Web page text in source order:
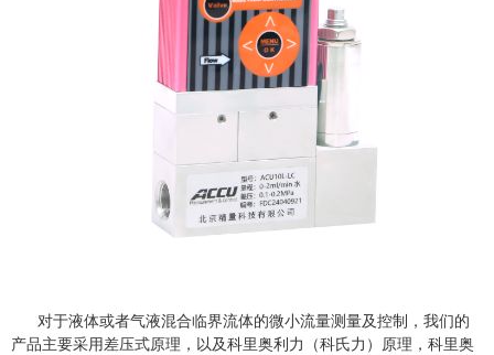
对于液体或者气液混合临界流体的微小流量测量及控制，我们的
产品主要采用差压式原理，以及科里奥利力（科氏力）原理，科里奥